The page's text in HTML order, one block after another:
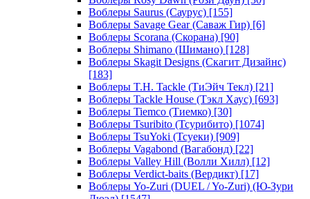
Воблеры Saurus (Саурус) [155]
Воблеры Savage Gear (Саваж Гир) [6]
Воблеры Scorana (Скорана) [90]
Воблеры Shimano (Шимано) [128]
Воблеры Skagit Designs (Скагит Дизайнс)
[183]
Воблеры T.H. Tackle (ТиЭйч Текл) [21]
Воблеры Tackle House (Тэкл Хаус) [693]
Воблеры Tiemco (Тиемко) [30]
Воблеры Tsuribito (Тсурибито) [1074]
Воблеры TsuYoki (Тсуеки) [909]
Воблеры Vagabond (Вагабонд) [22]
Воблеры Valley Hill (Волли Хилл) [12]
Воблеры Verdict-baits (Вердикт) [17]
Воблеры Yo-Zuri (DUEL / Yo-Zuri) (Ю-Зури